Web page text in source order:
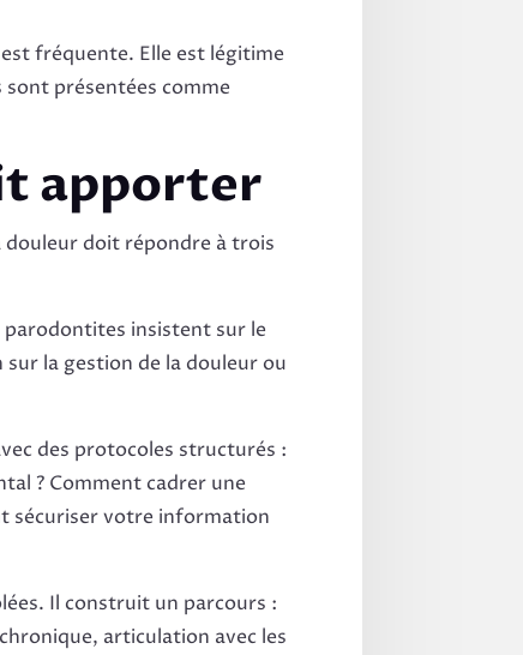
fréquente. Elle est légitime
sont présentées comme
apporter
doit répondre à trois
parodontites insistent sur le
la gestion de la douleur ou
des protocoles structurés :
? Comment cadrer une
sécuriser votre information
Il construit un parcours :
articulation avec les